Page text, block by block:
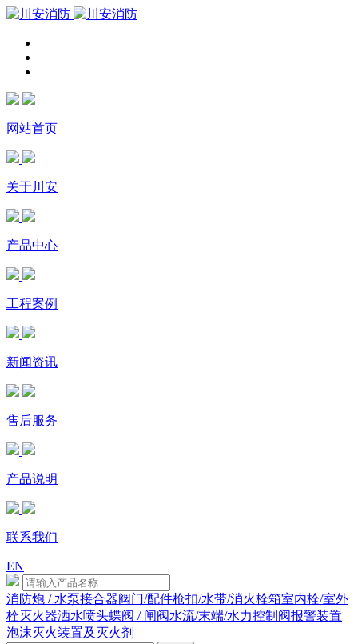
网站首页
关于川安
产品中心
工程案例
新闻资讯
售后服务
产品说明
联系我们
EN
消防炮 / 水泵接合器阀门/配件枪扣/水带/消火栓箱室内栓/室外
栓灭火器洒水喷头蝶阀 / 闸阀水流/末端/水力控制阀报警装置
泡沫灭火装置及灭火剂